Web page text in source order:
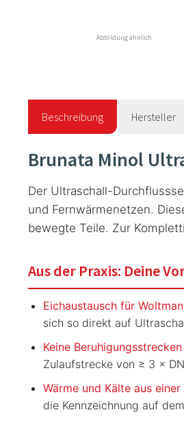
Abbildung ähnlich
Beschreibung Hersteller
Brunata Minol
Der Ultraschall-
und Fernwärmenetzen.
bewegte Teile. Zur
Aus der Praxis: Deine
Eichaustausch für
sich so direkt auf
Keine
Zulaufstrecke von ≥ 3 ×
Wärme und Kälte aus
die Kennzeichnung auf